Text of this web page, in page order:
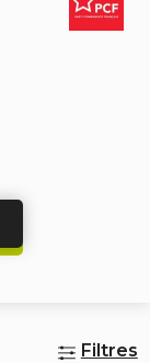
Filtres